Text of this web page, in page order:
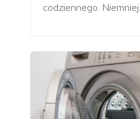
codziennego. Niemniej…